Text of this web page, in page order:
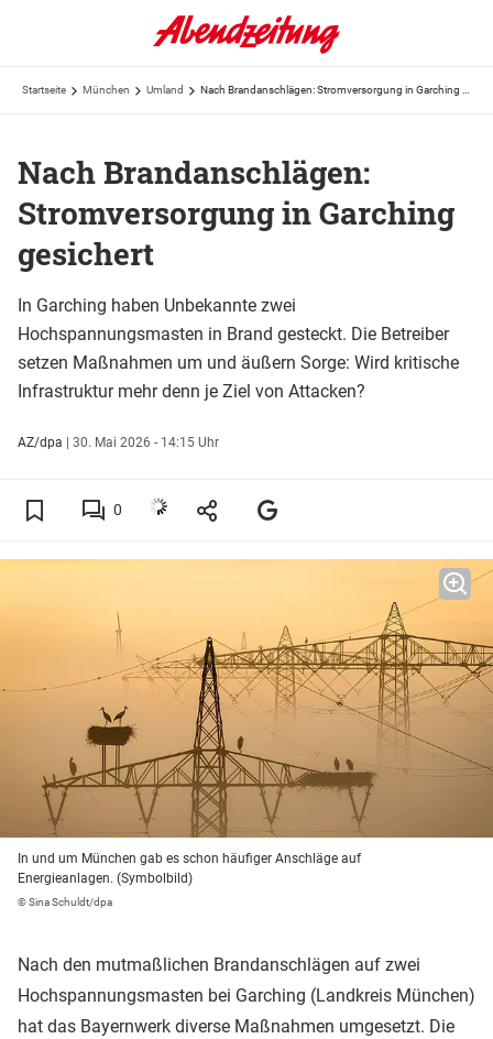
Startseite München Umland
Nach Brandanschlägen:
Stromversorgung in Garching
gesichert
In Garching haben Unbekannte zwei
Hochspannungsmasten in Brand gesteckt. Die Betreiber
setzen Maßnahmen um und äußern Sorge: Wird kritische
Infrastruktur mehr denn je Ziel von Attacken?
AZ/dpa | 30. Mai 2026 - 14:15 Uhr
0
In und um München gab es schon häufiger Anschläge auf
Energieanlagen. (Symbolbild)
© Sina Schuldt/dpa
Nach den mutmaßlichen Brandanschlägen auf zwei
Hochspannungsmasten bei Garching (Landkreis München)
hat das Bayernwerk diverse Maßnahmen umgesetzt. Die